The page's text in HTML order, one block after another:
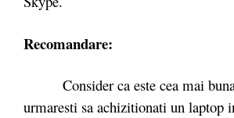
Recomandare:
Consider ca este cea mai buna
urmaresti sa achizitionati un laptop